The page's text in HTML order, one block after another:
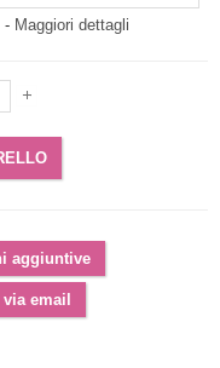
- Maggiori dettagli